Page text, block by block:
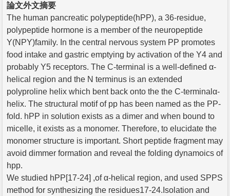
論文外文摘要
The human pancreatic polypeptide(hPP), a 36-residue,
polypeptide hormone is a member of the neuropeptide
Y(NPY)family. In the central nervous system PP promotes
food intake and gastric emptying by activation of the Y4 and
probably Y5 receptors. The C-terminal is a well-defined α-
helical region and the N terminus is an extended
polyproline helix which bent back onto the the C-terminalα-
helix. The structural motif of pp has been named as the PP-
fold. hPP in solution exists as a dimer and when bound to
micelle, it exists as a monomer. Therefore, to elucidate the
monomer structure is important. Short peptide fragment may
avoid dimmer formation and reveal the folding dynamoics of
hpp.
We studied hPP[17-24] ,of α-helical region, and used SPPS
method for synthesizing the residues17-24.Isolation and